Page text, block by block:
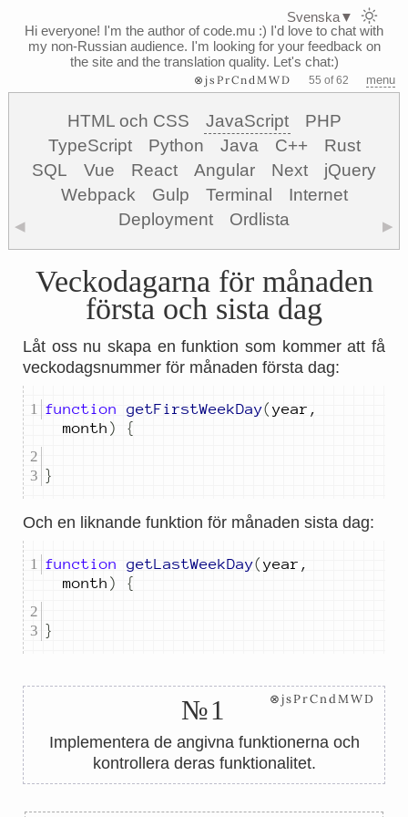
Hi everyone! I'm the author of code.mu :) I'd love to chat with
my non-Russian audience. I'm looking for your feedback on
the site and the translation quality. Let's chat:)
⊗jsPrCndMWD 55 of 62 menu
HTML och CSS JavaScript
PHP
TypeScript
Python Java C++
Rust
SQL
Vue React Angular Next
jQuery
Webpack
Gulp Terminal
Internet
Deployment
Ordlista
◀ ▶
Veckodagarna för månaden
första och sista dag
Låt oss nu skapa en funktion som kommer att få
veckodagsnummer för månaden första dag:
function getFirstWeekDay( year ,
month ) {
}
Och en liknande funktion för månaden sista dag:
function getLastWeekDay( year ,
month ) {
}
№1 ⊗jsPrCndMWD
Implementera de angivna funktionerna och
kontrollera deras funktionalitet.
Svenska▼